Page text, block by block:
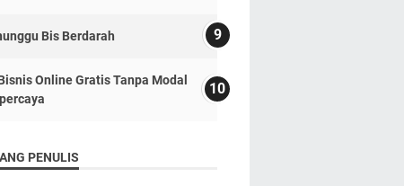
Bis Berdarah
Online Gratis Tanpa Modal
PENULIS